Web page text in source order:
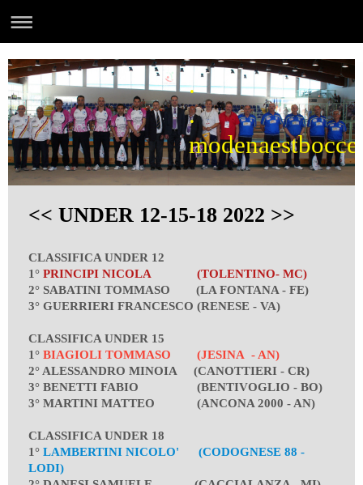
.
.
modenaestbocce
<< UNDER 12-15-18 2022 >>
CLASSIFICA UNDER 12
1° PRINCIPI NICOLA (TOLENTINO- MC)
2° SABATINI TOMMASO (LA FONTANA - FE)
3° GUERRIERI FRANCESCO (RENESE - VA)
CLASSIFICA UNDER 15
1° BIAGIOLI TOMMASO (JESINA - AN)
2° ALESSANDRO MINOIA (CANOTTIERI - CR)
3° BENETTI FABIO (BENTIVOGLIO - BO)
3° MARTINI MATTEO (ANCONA 2000 - AN)
CLASSIFICA UNDER 18
1° LAMBERTINI NICOLO' (CODOGNESE 88 -
LODI)